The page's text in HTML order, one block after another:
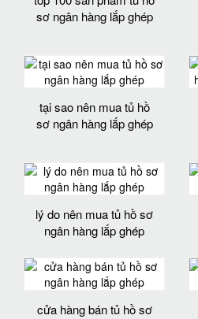
sơ ngân hàng lắp ghép
tại sao nên mua tủ hồ
sơ ngân hàng lắp ghép
lý do nên mua tủ hồ sơ
ngân hàng lắp ghép
cửa hàng bán tủ hồ sơ